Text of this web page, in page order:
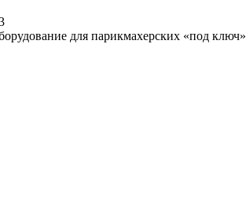
для парикмахерских «под ключ»